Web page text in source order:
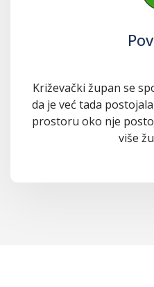
Križevački župan se
da je već tada
prostoru oko nje
više